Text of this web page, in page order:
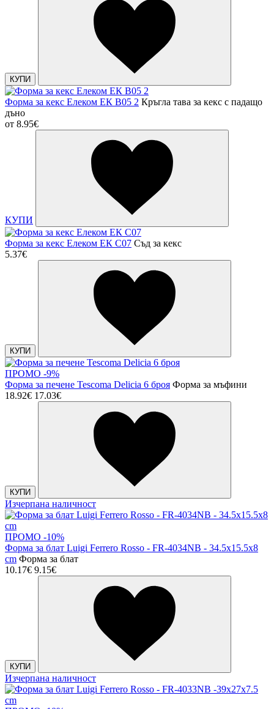
КУПИ
Форма за кекс Елеком ЕК В05 2 Кръгла тава за кекс с падащо
дъно
от 8.95€
КУПИ
Форма за кекс Елеком ЕК С07 Съд за кекс
5.37€
КУПИ
ПРОМО -9%
Форма за печене Tescoma Delicia 6 броя Форма за мъфини
18.92€ 17.03€
КУПИ
Изчерпана наличност
ПРОМО -10%
Форма за блат Luigi Ferrero Rosso - FR-4034NB - 34.5x15.5x8
cm Форма за блат
10.17€ 9.15€
КУПИ
Изчерпана наличност